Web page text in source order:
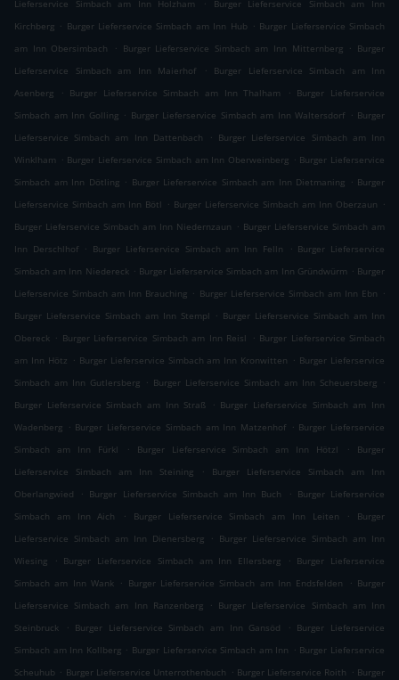
Lieferservice Simbach am Inn Holzham
Burger Lieferservice Simbach am Inn
Kirchberg . Burger Lieferservice Simbach am Inn Hub . Burger Lieferservice Simbach
am Inn Obersimbach
. Burger Lieferservice Simbach am Inn Mitternberg . Burger
Lieferservice Simbach am Inn Maierhof
.
Burger Lieferservice Simbach am Inn
Asenberg
. Burger Lieferservice Simbach am Inn Thalham . Burger Lieferservice
Simbach am Inn Golling . Burger Lieferservice Simbach am Inn Waltersdorf . Burger
Lieferservice Simbach am Inn Dattenbach
. Burger Lieferservice Simbach am Inn
Winklham . Burger Lieferservice Simbach am Inn Oberweinberg . Burger Lieferservice
Simbach am Inn Dötling . Burger Lieferservice Simbach am Inn Dietmaning . Burger
Lieferservice Simbach am Inn Bötl . Burger Lieferservice Simbach am Inn Oberzaun .
Burger Lieferservice Simbach am Inn Niedernzaun . Burger Lieferservice Simbach am
Inn Derschlhof . Burger Lieferservice Simbach am Inn Felln . Burger Lieferservice
Simbach am Inn Niedereck . Burger Lieferservice Simbach am Inn Gründwürm . Burger
Lieferservice Simbach am Inn Brauching . Burger Lieferservice Simbach am Inn Ebn .
Burger Lieferservice Simbach am Inn Stempl . Burger Lieferservice Simbach am Inn
Obereck . Burger Lieferservice Simbach am Inn Reisl . Burger Lieferservice Simbach
am Inn Hötz . Burger Lieferservice Simbach am Inn Kronwitten . Burger Lieferservice
Simbach am Inn Gutlersberg . Burger Lieferservice Simbach am Inn Scheuersberg .
Burger Lieferservice Simbach am Inn Straß
. Burger Lieferservice Simbach am Inn
Wadenberg . Burger Lieferservice Simbach am Inn Matzenhof . Burger Lieferservice
Simbach am Inn Fürkl
. Burger Lieferservice Simbach am Inn Hötzl .
Burger
Lieferservice Simbach am Inn Steining
.
Burger Lieferservice Simbach am Inn
Oberlangwied
. Burger Lieferservice Simbach am Inn Buch . Burger Lieferservice
Simbach am Inn Aich
. Burger Lieferservice Simbach am Inn Leiten .
Burger
Lieferservice Simbach am Inn Dienersberg
. Burger Lieferservice Simbach am Inn
Wiesing
. Burger Lieferservice Simbach am Inn Ellersberg . Burger Lieferservice
Simbach am Inn Wank . Burger Lieferservice Simbach am Inn Endsfelden . Burger
Lieferservice Simbach am Inn Ranzenberg
. Burger Lieferservice Simbach am Inn
Steinbruck
. Burger Lieferservice Simbach am Inn Gansöd . Burger Lieferservice
Simbach am Inn Kollberg . Burger Lieferservice Simbach am Inn . Burger Lieferservice
Scheuhub . Burger Lieferservice Unterrothenbuch . Burger Lieferservice Roith . Burger